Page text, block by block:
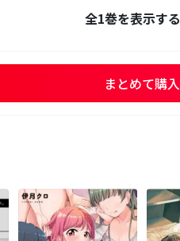
全1巻を表示する
まとめて購入